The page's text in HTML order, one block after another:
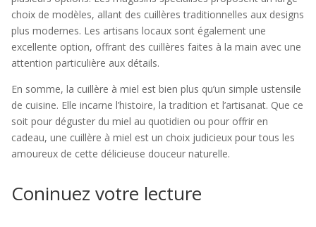
choix de modèles, allant des cuillères traditionnelles aux designs
plus modernes. Les artisans locaux sont également une
excellente option, offrant des cuillères faites à la main avec une
attention particulière aux détails.
En somme, la cuillère à miel est bien plus qu’un simple ustensile
de cuisine. Elle incarne l’histoire, la tradition et l’artisanat. Que ce
soit pour déguster du miel au quotidien ou pour offrir en
cadeau, une cuillère à miel est un choix judicieux pour tous les
amoureux de cette délicieuse douceur naturelle.
Coninuez votre lecture